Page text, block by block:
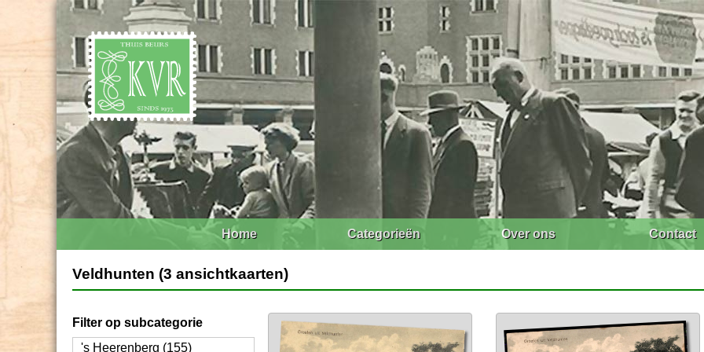
Home Categorieën Over ons Contact
Veldhunten (3 ansichtkaarten)
Filter op subcategorie
's Heerenberg (155)